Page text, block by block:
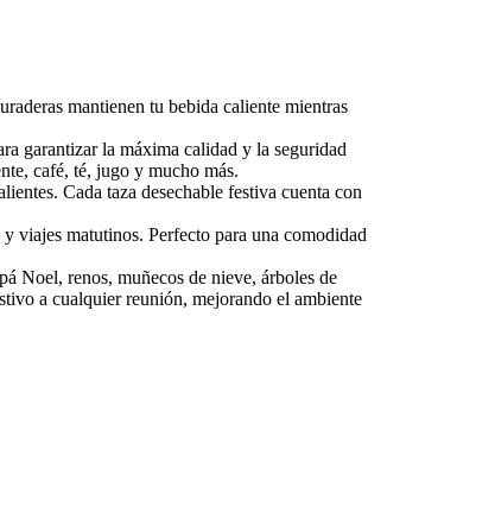
mantienen tu bebida caliente mientras
garantizar la máxima calidad y la seguridad
café, té, jugo y mucho más.
Cada taza desechable festiva cuenta con
viajes matutinos. Perfecto para una comodidad
Noel, renos, muñecos de nieve, árboles de
a cualquier reunión, mejorando el ambiente